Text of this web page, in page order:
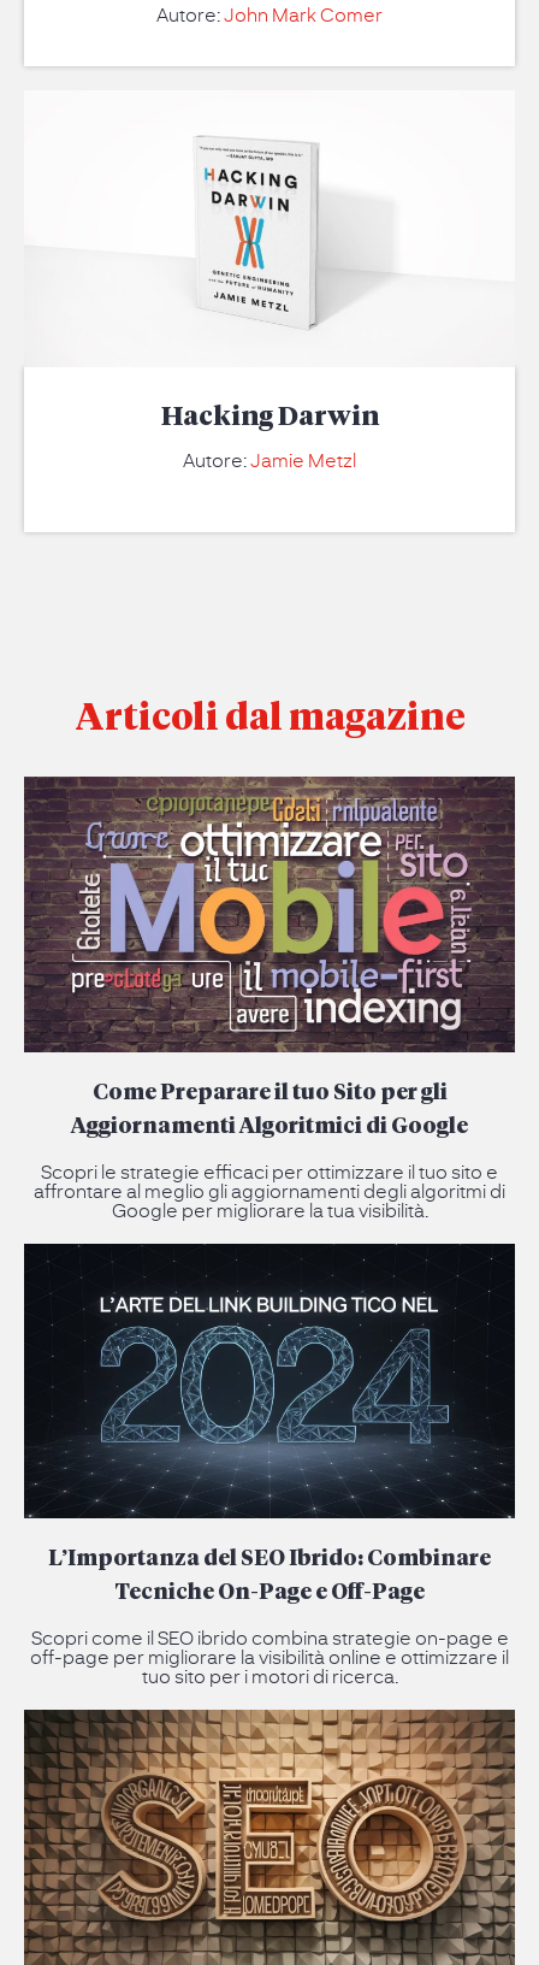
Autore:John Mark Comer
Hacking Darwin
Autore:Jamie Metzl
Articoli dal magazine
Come Preparare il tuo Sito per gli
Aggiornamenti Algoritmici di Google
Scopri le strategie efficaci per ottimizzare il tuo sito e
affrontare al meglio gli aggiornamenti degli algoritmi di
Google per migliorare la tua visibilità.
L’Importanza del SEO Ibrido: Combinare
Tecniche On-Page e Off-Page
Scopri come il SEO ibrido combina strategie on-page e
off-page per migliorare la visibilità online e ottimizzare il
tuo sito per i motori di ricerca.